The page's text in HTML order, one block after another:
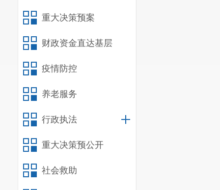
重大决策预案
财政资金直达基层
疫情防控
养老服务
行政执法
重大决策预公开
社会救助